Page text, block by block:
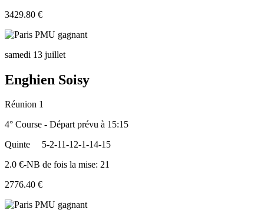
3429.80 €
samedi 13 juillet
Enghien Soisy
Réunion 1
4° Course - Départ prévu à 15:15
Quinte
5-2-11-12-1-14-15
2.0 €-NB de fois la mise: 21
2776.40 €